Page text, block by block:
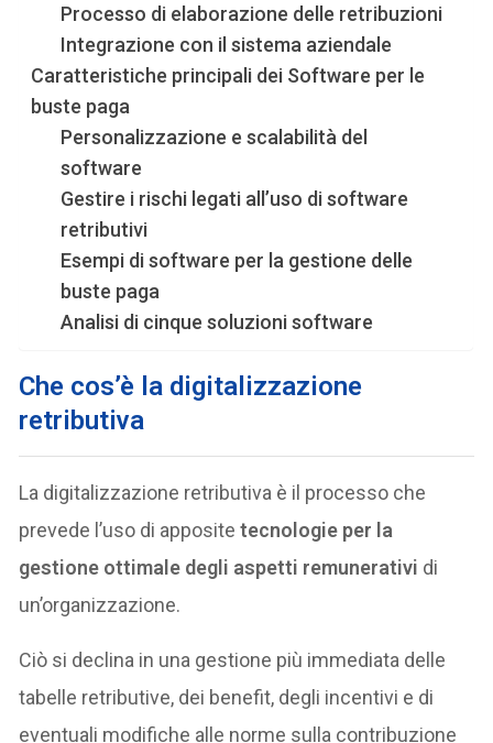
Processo di elaborazione delle retribuzioni
Integrazione con il sistema aziendale
Caratteristiche principali dei Software per le
buste paga
Personalizzazione e scalabilità del
software
Gestire i rischi legati all’uso di software
retributivi
Esempi di software per la gestione delle
buste paga
Analisi di cinque soluzioni software
Che cos’è la digitalizzazione
retributiva
La digitalizzazione retributiva è il processo che
prevede l’uso di appositetecnologie per la
gestione ottimale degli aspetti remunerativi di
un’organizzazione.
Ciò si declina in una gestione più immediata delle
tabelle retributive, dei benefit, degli incentivi e di
eventuali modifiche alle norme sulla contribuzione